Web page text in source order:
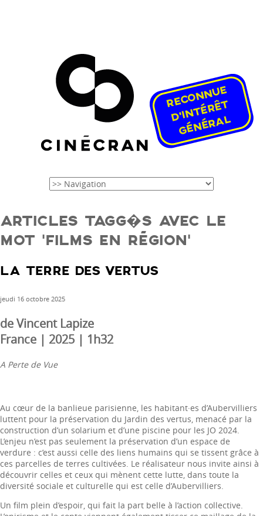
ARTICLES TAGG�S AVEC LE
MOT ‘FILMS EN RÉGION’
LA TERRE DES VERTUS
jeudi 16 octobre 2025
de Vincent Lapize
France | 2025 | 1h32
A Perte de Vue
Au cœur de la banlieue parisienne, les habitant·es d’Aubervilliers
luttent pour la préservation du Jardin des vertus, menacé par la
construction d’un solarium et d’une piscine pour les JO 2024.
L’enjeu n’est pas seulement la préservation d’un espace de
verdure : c’est aussi celle des liens humains qui se tissent grâce à
ces parcelles de terres cultivées. Le réalisateur nous invite ainsi à
découvrir celles et ceux qui mènent cette lutte, dans toute la
diversité sociale et culturelle qui est celle d’Aubervilliers.
Un film plein d’espoir, qui fait la part belle à l’action collective.